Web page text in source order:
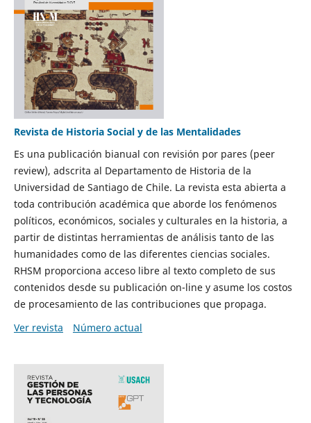
Revista de Historia Social y de las Mentalidades
Es una publicación bianual con revisión por pares (peer
review), adscrita al Departamento de Historia de la
Universidad de Santiago de Chile. La revista esta abierta a
toda contribución académica que aborde los fenómenos
políticos, económicos, sociales y culturales en la historia, a
partir de distintas herramientas de análisis tanto de las
humanidades como de las diferentes ciencias sociales.
RHSM proporciona acceso libre al texto completo de sus
contenidos desde su publicación on-line y asume los costos
de procesamiento de las contribuciones que propaga.
Ver revista
Número actual